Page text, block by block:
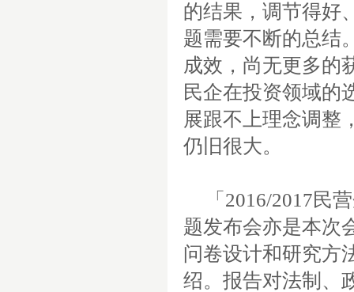
的结果，调节得好
题需要不断的总结
成效，尚无更多的
民企在投资领域的
展跟不上理念调整
仍旧很大。
「 2016/2017民
题发布会亦是本次
问卷设计和研究方
绍。报告对法制、